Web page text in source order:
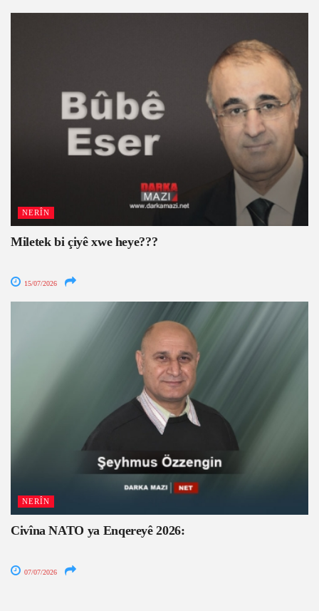
NERÎN
Miletek bi çiyê xwe heye???
15/07/2026
NERÎN
Civîna NATO ya Enqereyê 2026:
07/07/2026